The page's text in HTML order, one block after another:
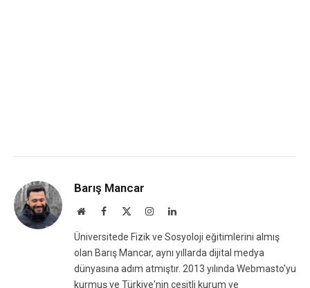
Barış Mancar
WebsiteFacebook InstagramLinkedIn
Üniversitede Fizik ve Sosyoloji eğitimlerini almış
olan Barış Mancar, aynı yıllarda dijital medya
dünyasına adım atmıştır. 2013 yılında Webmasto'yu
kurmuş ve Türkiye'nin çeşitli kurum ve